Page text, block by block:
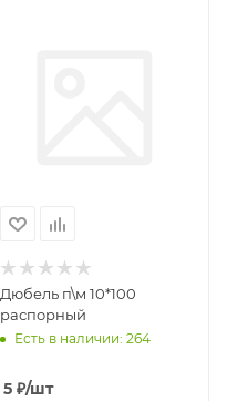
Дюбель п\м 10*100
распорный
Есть в наличии: 264
5₽/шт